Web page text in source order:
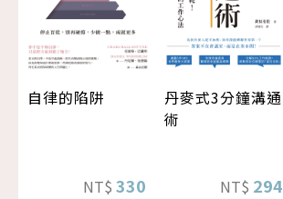
自律的陷阱
NT$ 330
丹麥式3分鐘溝通
術
NT$ 294